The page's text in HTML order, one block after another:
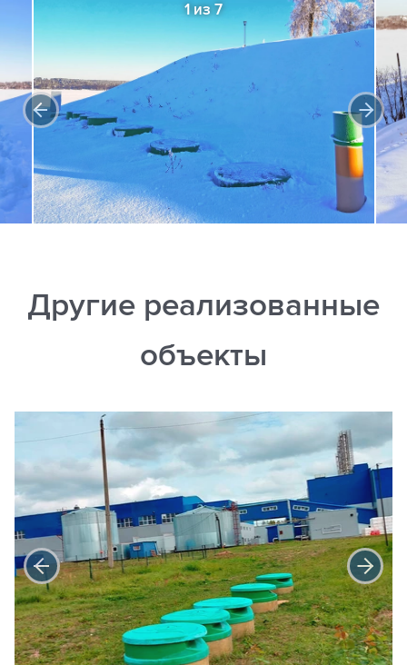
1 из 7
Другие реализованные
объекты